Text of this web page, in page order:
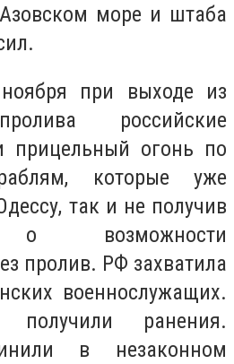
море и штаба
при выходе из
российские
прицельный огонь по
которые уже
так и не получив
о возможности
пролив. РФ захватила
военнослужащих.
ранения.
в незаконном